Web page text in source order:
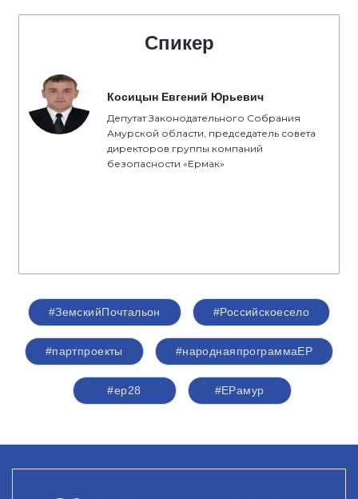
Спикер
Косицын Евгений Юрьевич
Депутат Законодательного Собрания
Амурской области, председатель совета
директоров группы компаний
безопасности «Ермак»
#ЗемскийПочтальон #Российскоесело
#партпроекты #народнаяпрограммаЕР
#ер28 #ЕРамур